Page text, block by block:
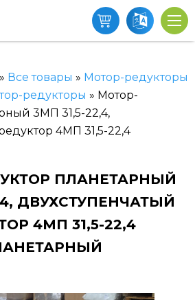
» Все товары » Мотор-редукторы
редукторы » Мотор-
3МП 31,5-22,4,
4МП 31,5-22,4
ПЛАНЕТАРНЫЙ
ДВУХСТУПЕНЧАТЫЙ
4МП 31,5-22,4